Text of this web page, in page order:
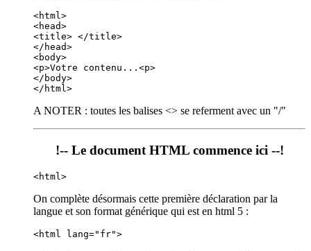
<html>
<head>
<title> </title>
</head>
<body>
<p>Votre contenu...<p>
</body>
</html>
A NOTER : toutes les balises <> se referment avec un "/"
!-- Le document HTML commence ici --!
<html>
On complète désormais cette première déclaration par la
langue et son format générique qui est en html 5 :
<html lang="fr">